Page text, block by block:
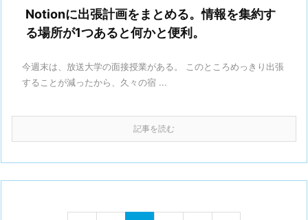
Notionに出張計画をまとめる。情報を集約す
る場所が1つあると何かと便利。
今週末は、放送大学の面接授業がある。 このところめっきり出張
することが減ったから、久々の宿 ...
記事を読む